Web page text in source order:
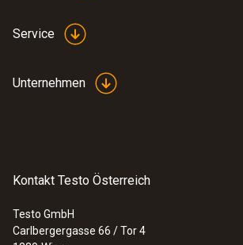
Service
Unternehmen
Kontakt Testo Österreich
Testo GmbH
Carlbergergasse 66 / Tor 4